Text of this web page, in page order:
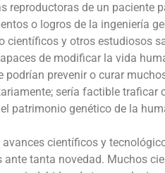
reproductoras de un paciente
o logros de la ingeniería
científicos y otros estudiosos
de modificar la vida
podrían prevenir o curar
sería factible
patrimonio genético de la
avances científicos y
ante tanta novedad. Muchos